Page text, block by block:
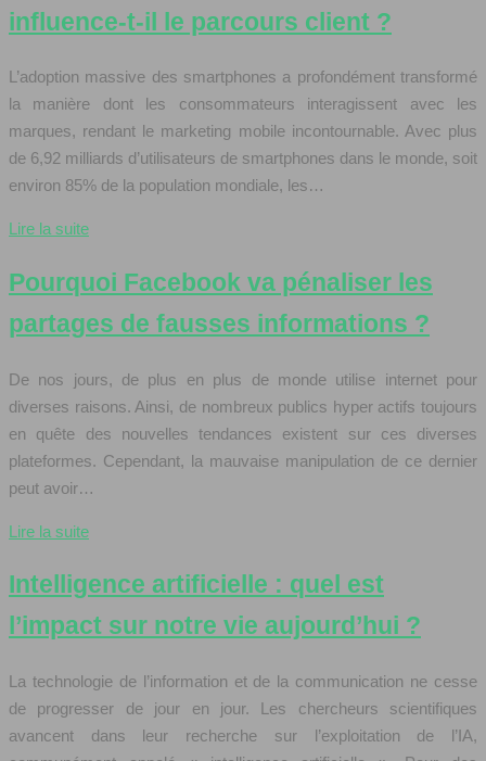
influence-t-il le parcours client ?
L’adoption massive des smartphones a profondément transformé
la manière dont les consommateurs interagissent avec les
marques, rendant le marketing mobile incontournable. Avec plus
de 6,92 milliards d’utilisateurs de smartphones dans le monde, soit
environ 85% de la population mondiale, les…
Lire la suite
Pourquoi Facebook va pénaliser les
partages de fausses informations ?
De nos jours, de plus en plus de monde utilise internet pour
diverses raisons. Ainsi, de nombreux publics hyper actifs toujours
en quête des nouvelles tendances existent sur ces diverses
plateformes. Cependant, la mauvaise manipulation de ce dernier
peut avoir…
Lire la suite
Intelligence artificielle : quel est
l’impact sur notre vie aujourd’hui ?
La technologie de l’information et de la communication ne cesse
de progresser de jour en jour. Les chercheurs scientifiques
avancent dans leur recherche sur l’exploitation de l’IA,